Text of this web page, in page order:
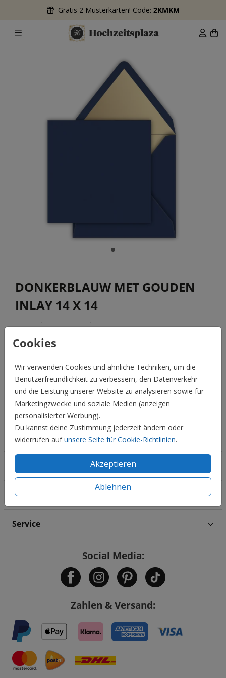
Gratis 2 Musterkarten! Code: 2KMKM
Cookies
Wir verwenden Cookies und ähnliche Techniken, um die
Benutzerfreundlichkeit zu verbessern, den Datenverkehr
und die Leistung unserer Website zu analysieren sowie für
Marketingzwecke und soziale Medien (anzeigen
personalisierter Werbung).
Du kannst deine Zustimmung jederzeit ändern oder
widerrufen aufunsere Seite für Cookie-Richtlinien.
Akzeptieren
Ablehnen
DONKERBLAUW MET GOUDEN
INLAY 14 X 14
BESCHREIBUNG
Donkerblauw met gouden inlay 14 X 14
Preis:0,75 € für 1
Hochzeit
Informationen
Service
Social Media:
Zahlen & Versand: